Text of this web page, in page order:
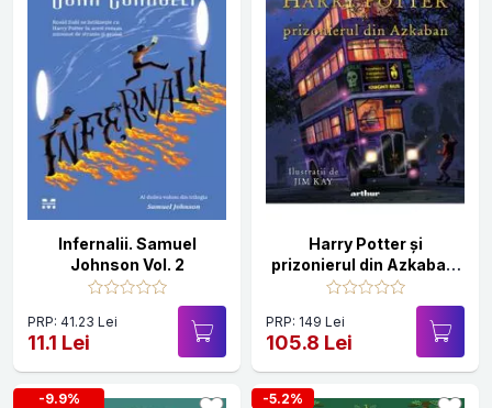
Infernalii. Samuel
Johnson Vol. 2
PRP: 41.23 Lei
11.1 Lei
Harry Potter și
prizonierul din Azkaban.
Editie ilustrata
PRP: 149 Lei
105.8 Lei
-9.9% -5.2%